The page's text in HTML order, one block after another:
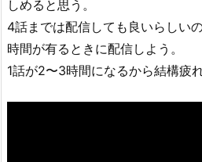
しめると思う。
4話までは配信しても良いらしい
時間が有るときに配信しよう。
1話が2〜3時間になるから結構疲